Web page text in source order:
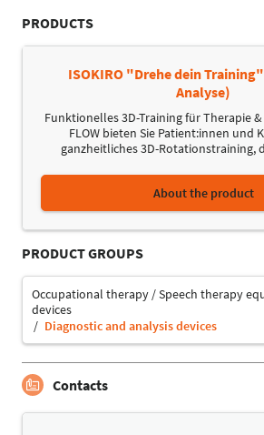
PRODUCTS
ISOKIRO "Drehe dein
Analyse)
Funktionelles 3D-Training für Therapie &
FLOW bieten Sie Patient:innen und
ganzheitliches 3D-Rotationstraining,
About the product
PRODUCT GROUPS
Occupational therapy / Speech therapy
devices
Diagnostic and analysis devices
Contacts